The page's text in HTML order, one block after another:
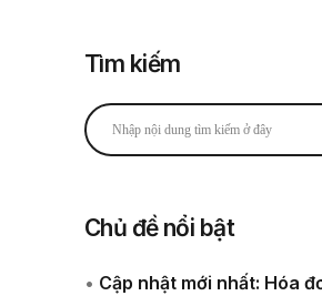
Tìm kiếm
Chủ đề nổi bật
• Cập nhật mới nhất: Hóa